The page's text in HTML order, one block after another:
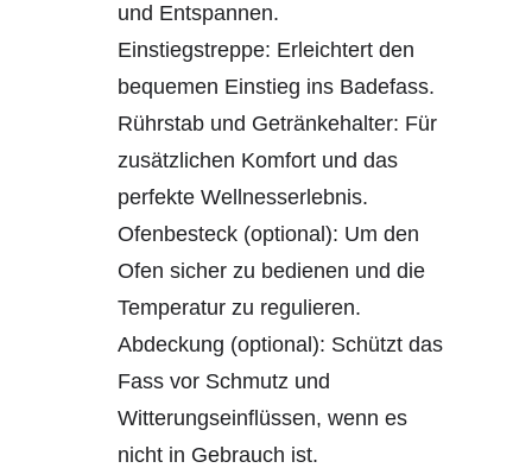
und Entspannen.
Einstiegstreppe: Erleichtert den
bequemen Einstieg ins Badefass.
Rührstab und Getränkehalter: Für
zusätzlichen Komfort und das
perfekte Wellnesserlebnis.
Ofenbesteck (optional): Um den
Ofen sicher zu bedienen und die
Temperatur zu regulieren.
Abdeckung (optional): Schützt das
Fass vor Schmutz und
Witterungseinflüssen, wenn es
nicht in Gebrauch ist.